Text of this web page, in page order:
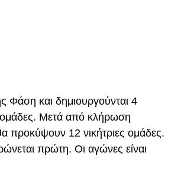
Φάση και δημιουργούνται 4
Μετά από κλήρωση
προκύψουν 12 νικήτριες ομάδες.
πρώτη. Οι αγώνες είναι